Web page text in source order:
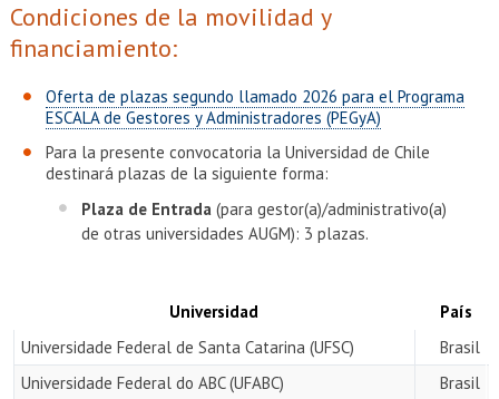
Condiciones de la movilidad y
financiamiento:
Oferta de plazas segundo llamado 2026 para el Programa
ESCALA de Gestores y Administradores (PEGyA)
Para la presente convocatoria la Universidad de Chile
destinará plazas de la siguiente forma:
​Plaza de Entrada (para gestor(a)/administrativo(a)
de otras universidades AUGM): 3 plazas.
Universidad
País
Universidade Federal de Santa Catarina (UFSC)
Brasil
Universidade Federal do ABC (UFABC)
Brasil